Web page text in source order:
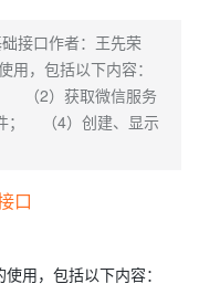
接口作者：王先荣
用，包括以下内容：
（2）获取微信服务
； （4）创建、显示
口
用，包括以下内容：